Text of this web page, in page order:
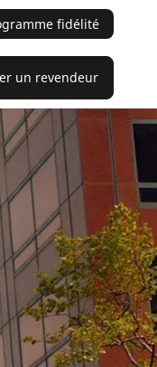
fidélité
un revendeur